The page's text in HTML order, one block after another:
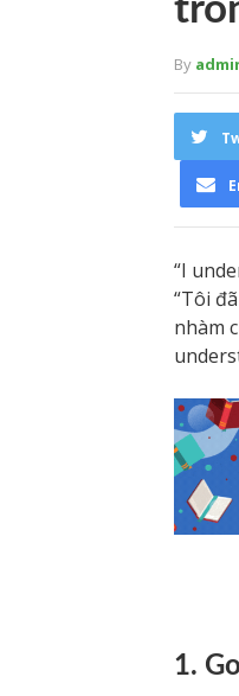
By
“I
“Tôi
nhàm
1.